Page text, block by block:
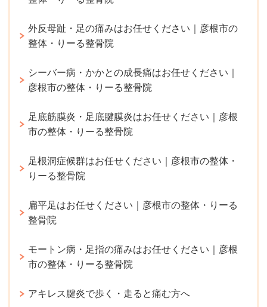
外反母趾・足の痛みはお任せください｜彦根市の
整体・りーる整骨院
シーバー病・かかとの成長痛はお任せください｜
彦根市の整体・りーる整骨院
足底筋膜炎・足底腱膜炎はお任せください｜彦根
市の整体・りーる整骨院
足根洞症候群はお任せください｜彦根市の整体・
りーる整骨院
扁平足はお任せください｜彦根市の整体・りーる
整骨院
モートン病・足指の痛みはお任せください｜彦根
市の整体・りーる整骨院
アキレス腱炎で歩く・走ると痛む方へ